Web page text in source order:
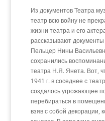
Из документов Театра
театр всю войну не
жизни театра и его
рассказывают
Пельцер Нины
сохранились
театра Н.Я. Янета. Вот,
1941 г. в соседнее с
создалось угрожающее
перебираться в
взяв с собой декорации,